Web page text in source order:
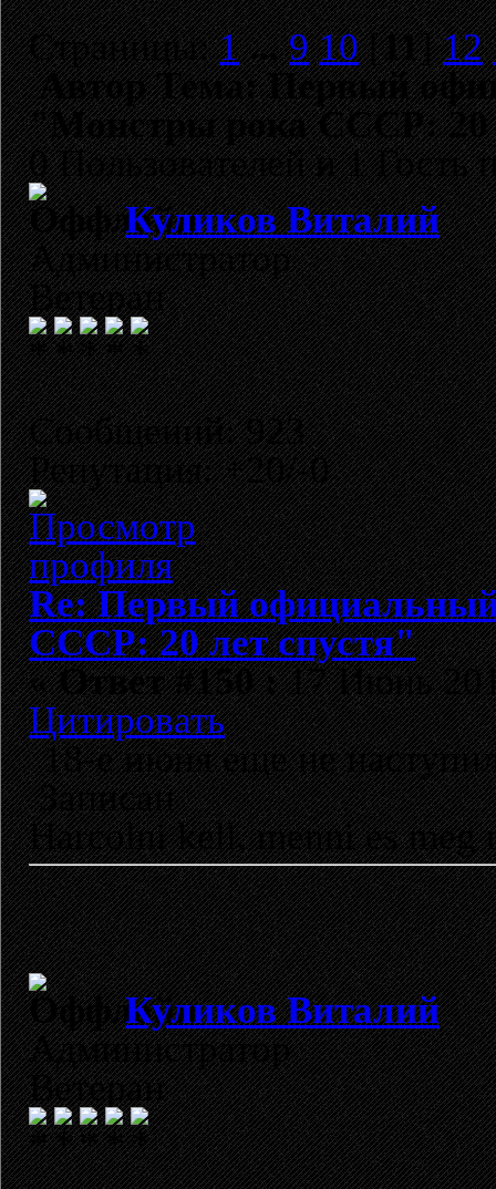
Страницы:1 ...9 10[11]12
АвторТема: Первый
"Монстры рока СССР: 20
0 Пользователей и 1 Гость
Куликов Виталий
Администратор
Ветеран
Сообщений: 923
Репутация: +20/-0
Re: Первый
СССР: 20 лет спустя"
«Ответ #150 :17 Июнь
Цитировать
18-е июня еще не
Записан
Harcolni kell, menni es meg
Куликов Виталий
Администратор
Ветеран